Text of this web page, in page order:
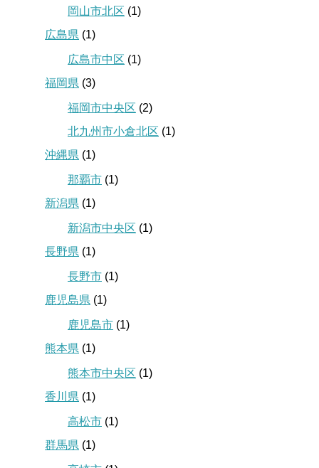
岡山市北区 (1)
広島県 (1)
広島市中区 (1)
福岡県 (3)
福岡市中央区 (2)
北九州市小倉北区 (1)
沖縄県 (1)
那覇市 (1)
新潟県 (1)
新潟市中央区 (1)
長野県 (1)
長野市 (1)
鹿児島県 (1)
鹿児島市 (1)
熊本県 (1)
熊本市中央区 (1)
香川県 (1)
高松市 (1)
群馬県 (1)